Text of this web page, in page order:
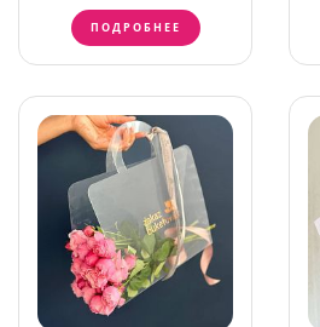
ПОДРОБНЕЕ